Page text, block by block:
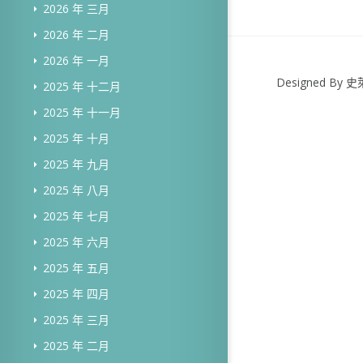
2026 年 三月
2026 年 二月
2026 年 一月
2025 年 十二月
2025 年 十一月
2025 年 十月
2025 年 九月
2025 年 八月
2025 年 七月
2025 年 六月
2025 年 五月
2025 年 四月
2025 年 三月
2025 年 二月
Designed By 史